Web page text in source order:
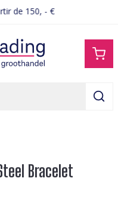
de 150, - €
Bracelet